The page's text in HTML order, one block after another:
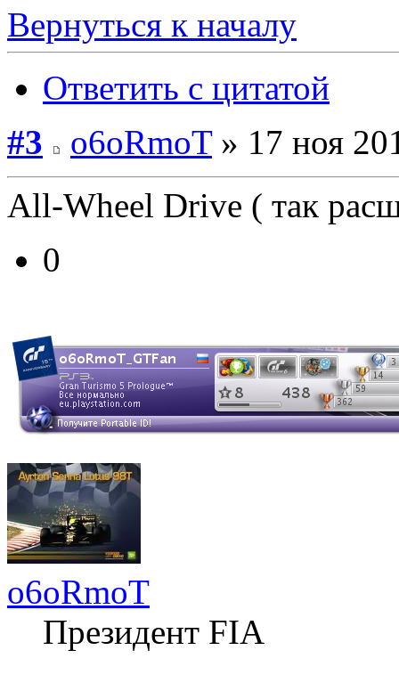
Вернуться к началу
Ответить с цитатой
#3
o6oRmoT» 17 ноя
All-Wheel Drive ( так
0
o6oRmoT
Президент FIA